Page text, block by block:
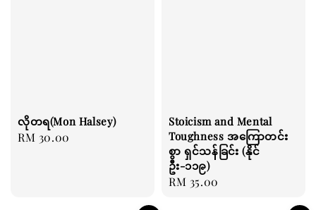
လိုတရ(Mon Halsey)
Regular
RM 30.00
Stoicism and Mental
Toughness အကြောတင်း
စွာ ရှင်သန်ခြင်း (နိုင်
ဦး-၁၁၉)
Regular
RM 35.00